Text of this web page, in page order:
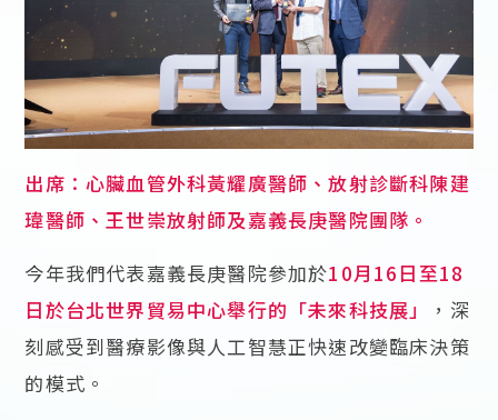
出席：心臟血管外科黃耀廣醫師、放射診斷科陳建
瑋醫師、王世崇放射師及嘉義長庚醫院團隊。
今年我們代表嘉義長庚醫院參加於10月16日至18
日於台北世界貿易中心舉行的「未來科技展」
，深
刻感受到醫療影像與人工智慧正快速改變臨床決策
的模式。